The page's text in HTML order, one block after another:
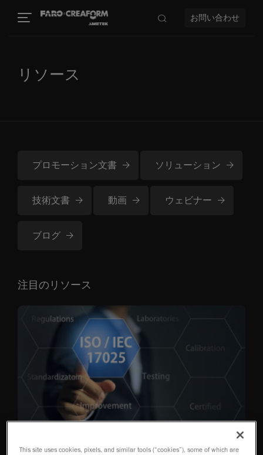
お問い合わせ
リソース
プロモーション文書 ソリューション
技術文書 動画 ウェビナー
ブログ
注目のリソース
This site uses cookies, pixels, and similar tools (“cookies”), some of which are